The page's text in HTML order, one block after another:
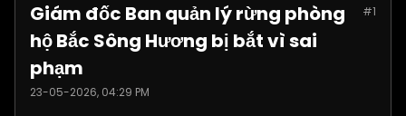
Posts:5399 #1
Giám đốc Ban quản lý rừng phòng
hộ Bắc Sông Hương bị bắt vì sai
phạm
23-05-2026, 04:29 PM